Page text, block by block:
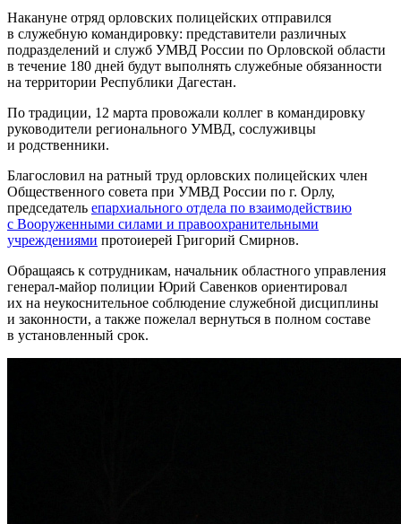
Накануне отряд орловских полицейских отправился
в служебную командировку: представители различных
подразделений и служб УМВД России по Орловской области
в течение 180 дней будут выполнять служебные обязанности
на территории Республики Дагестан.
По традиции, 12 марта провожали коллег в командировку
руководители регионального УМВД, сослуживцы
и родственники.
Благословил на ратный труд орловских полицейских член
Общественного совета при УМВД России по г. Орлу,
председатель епархиального отдела по взаимодействию
с Вооруженными силами и правоохранительными
учреждениями протоиерей Григорий Смирнов.
Обращаясь к сотрудникам, начальник областного управления
генерал-майор полиции Юрий Савенков ориентировал
их на неукоснительное соблюдение служебной дисциплины
и законности, а также пожелал вернуться в полном составе
в установленный срок.